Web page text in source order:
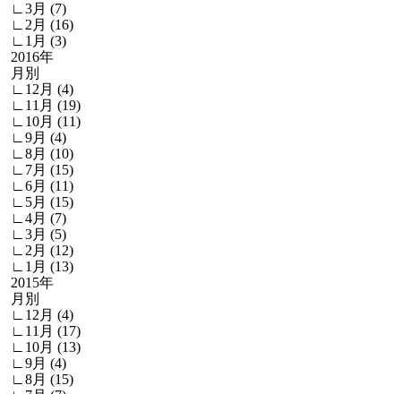
∟3月 (7)
∟2月 (16)
∟1月 (3)
2016年
月別
∟12月 (4)
∟11月 (19)
∟10月 (11)
∟9月 (4)
∟8月 (10)
∟7月 (15)
∟6月 (11)
∟5月 (15)
∟4月 (7)
∟3月 (5)
∟2月 (12)
∟1月 (13)
2015年
月別
∟12月 (4)
∟11月 (17)
∟10月 (13)
∟9月 (4)
∟8月 (15)